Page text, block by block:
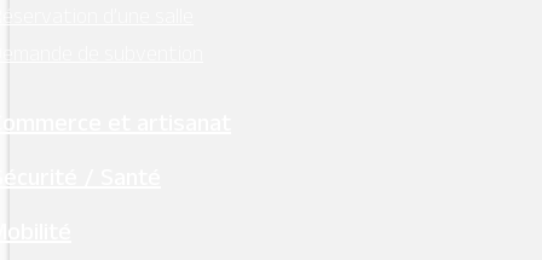
d’une salle
de subvention
et artisanat
/ Santé